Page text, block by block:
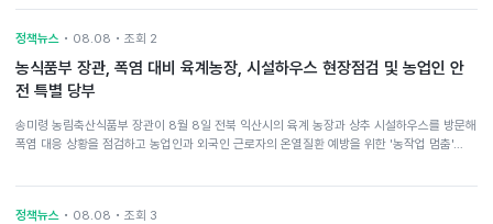
정책뉴스 • 08.08 • 조회 2
농식품부 장관, 폭염 대비 육계농장, 시설하우스 현장점검 및 농업인 안
전 특별 당부
송미령 농림축산식품부 장관이 8월 8일 전북 익산시의 육계 농장과 상추 시설하우스를 방문해
폭염 대응 상황을 점검하고 농업인과 외국인 근로자의 온열질환 예방을 위한 '농작업 멈춤'…
정책뉴스 • 08.08 • 조회 3